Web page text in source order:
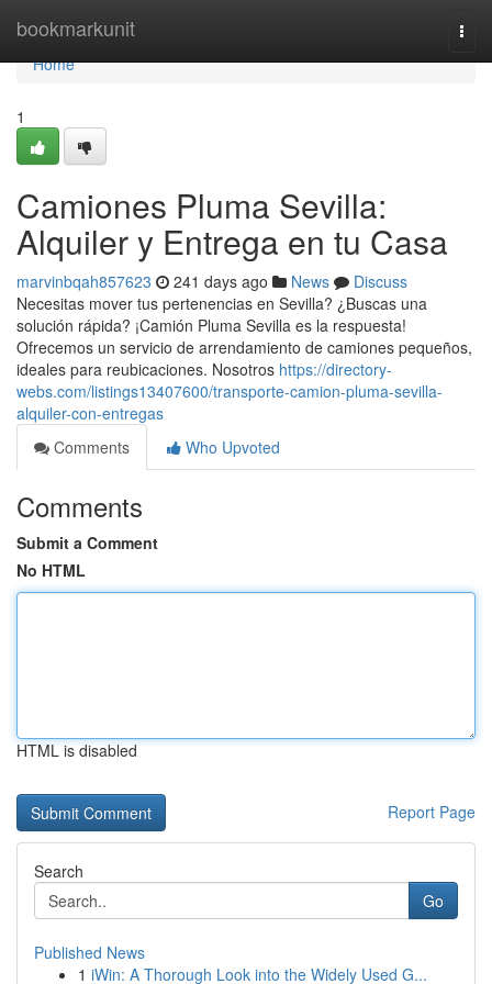
bookmarkunit
Home
Home
1
Camiones Pluma Sevilla:
Alquiler y Entrega en tu Casa
marvinbqah857623 241 days ago News
Discuss
Necesitas mover tus pertenencias en Sevilla? ¿Buscas una
solución rápida? ¡Camión Pluma Sevilla es la respuesta!
Ofrecemos un servicio de arrendamiento de camiones pequeños,
ideales para reubicaciones. Nosotros https://directory-
webs.com/listings13407600/transporte-camion-pluma-sevilla-
alquiler-con-entregas
Comments
Who Upvoted
Comments
Submit a Comment
No HTML
HTML is disabled
Report Page
Search
Go
Published News
1 iWin: A Thorough Look into the Widely Used G...